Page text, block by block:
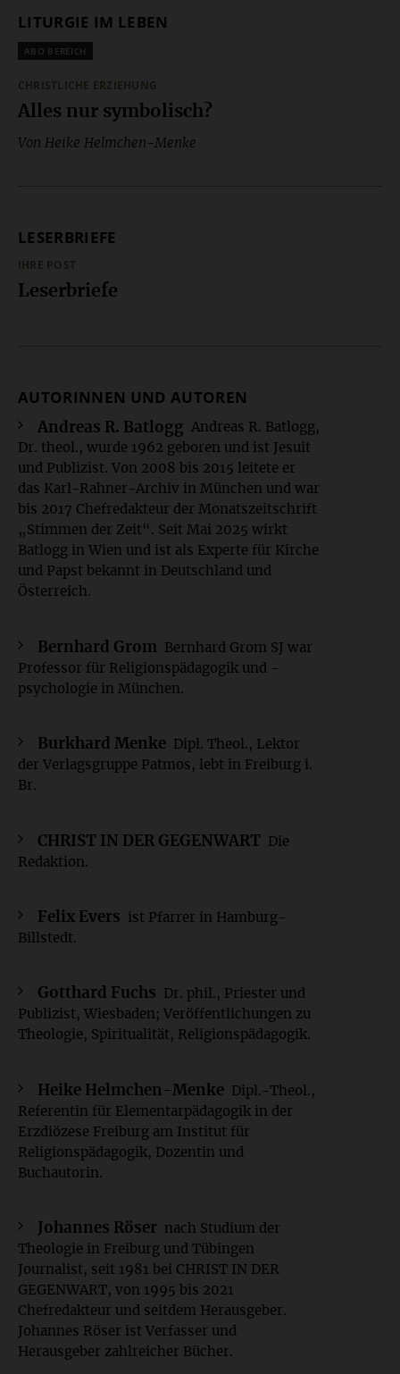
LITURGIE IM LEBEN
Plus
CHRISTLICHE ERZIEHUNG
:
Alles nur symbolisch?
Von Heike Helmchen-Menke
LESERBRIEFE
IHRE POST
:
Leserbriefe
AUTORINNEN UND AUTOREN
Andreas R. Batlogg Andreas R. Batlogg,
Dr. theol., wurde 1962 geboren und ist Jesuit
und Publizist. Von 2008 bis 2015 leitete er
das Karl-Rahner-Archiv in München und war
bis 2017 Chefredakteur der Monatszeitschrift
„Stimmen der Zeit“. Seit Mai 2025 wirkt
Batlogg in Wien und ist als Experte für Kirche
und Papst bekannt in Deutschland und
Österreich.
Bernhard Grom
Bernhard Grom SJ war
Professor für Religionspädagogik und -
psychologie in München.
Burkhard Menke
Dipl. Theol., Lektor
der Verlagsgruppe Patmos, lebt in Freiburg i.
Br.
CHRIST IN DER GEGENWART
Die
Redaktion.
Felix Evers
ist Pfarrer in Hamburg-
Billstedt.
Gotthard Fuchs
Dr. phil., Priester und
Publizist, Wiesbaden; Veröffentlichungen zu
Theologie, Spiritualität, Religionspädagogik.
Heike Helmchen-Menke
Dipl.-Theol.,
Referentin für Elementarpädagogik in der
Erzdiözese Freiburg am Institut für
Religionspädagogik, Dozentin und
Buchautorin.
Johannes Röser
nach Studium der
Theologie in Freiburg und Tübingen
Journalist, seit 1981 bei CHRIST IN DER
GEGENWART, von 1995 bis 2021
Chefredakteur und seitdem Herausgeber.
Johannes Röser ist Verfasser und
Herausgeber zahlreicher Bücher.